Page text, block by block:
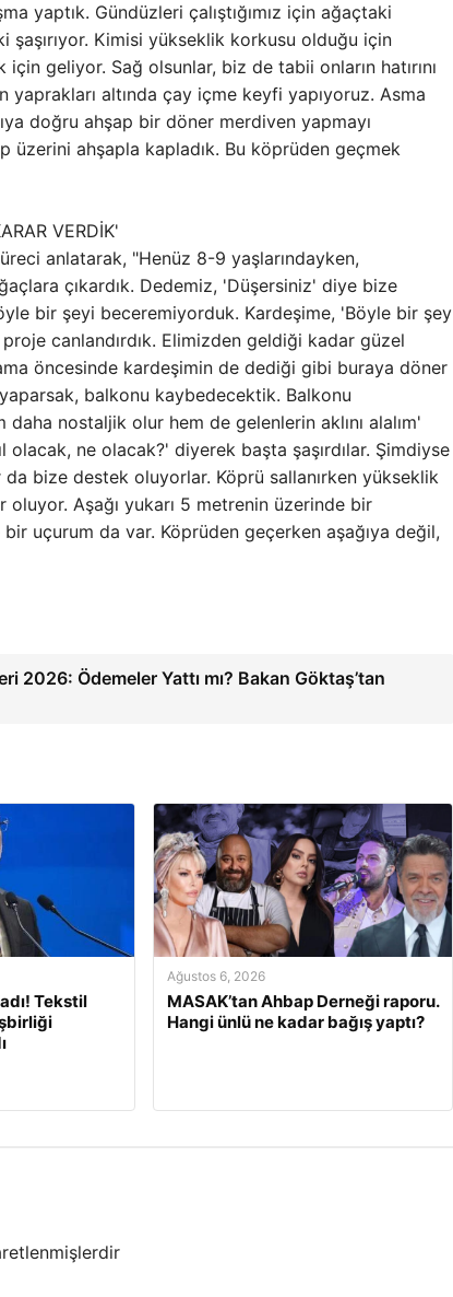
yaptık. Gündüzleri çalıştığımız için ağaçtaki
Kimisi yükseklik korkusu olduğu için
geliyor. Sağ olsunlar, biz de tabii onların hatırını
yaprakları altında çay içme keyfi yapıyoruz. Asma
doğru ahşap bir döner merdiven yapmayı
üzerini ahşapla kapladık. Bu köprüden geçmek
VERDİK'
anlatarak, "Henüz 8-9 yaşlarındayken,
çıkardık. Dedemiz, 'Düşersiniz' diye bize
bir şeyi beceremiyorduk. Kardeşime, 'Böyle bir şey
canlandırdık. Elimizden geldiği kadar güzel
öncesinde kardeşimin de dediği gibi buraya döner
balkonu kaybedecektik. Balkonu
nostaljik olur hem de gelenlerin aklını alalım'
ne olacak?' diyerek başta şaşırdılar. Şimdiyse
bize destek oluyorlar. Köprü sallanırken yükseklik
Aşağı yukarı 5 metrenin üzerinde bir
uçurum da var. Köprüden geçerken aşağıya değil,
2026: Ödemeler Yattı mı? Bakan Göktaş’tan
Tekstil
Ağustos 6, 2026
MASAK’tan Ahbap Derneği raporu.
Hangi ünlü ne kadar bağış yaptı?